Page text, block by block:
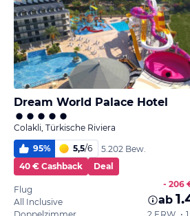
Dream World Palace Hotel
Colakli, Türkische Riviera
95% 5,5/6
5.202 Bew.
40 € Cashback
Deal
Flug
All Inclusive
- 206
ab